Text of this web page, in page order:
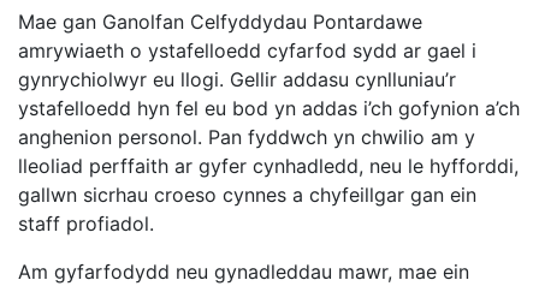
Mae gan Ganolfan Celfyddydau Pontardawe
amrywiaeth o ystafelloedd cyfarfod sydd ar gael i
gynrychiolwyr eu llogi. Gellir addasu cynlluniau’r
ystafelloedd hyn fel eu bod yn addas i’ch gofynion a’ch
anghenion personol. Pan fyddwch yn chwilio am y
lleoliad perffaith ar gyfer cynhadledd, neu le hyfforddi,
gallwn sicrhau croeso cynnes a chyfeillgar gan ein
staff profiadol.
Am gyfarfodydd neu gynadleddau mawr, mae ein